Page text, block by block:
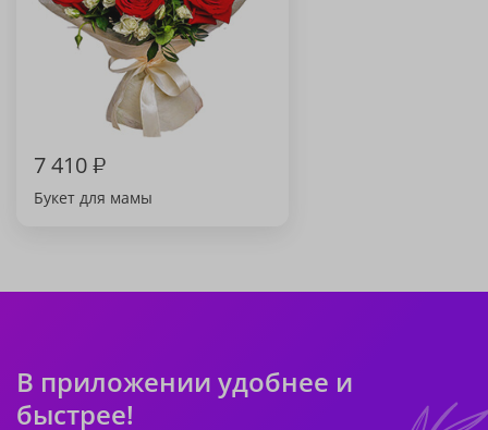
7 410₽
Букет для мамы
В приложении удобнее и
быстрее!